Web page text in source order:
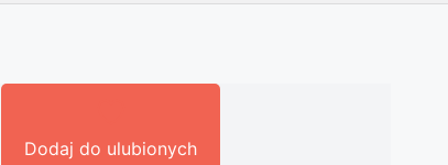
Dodaj do ulubionych